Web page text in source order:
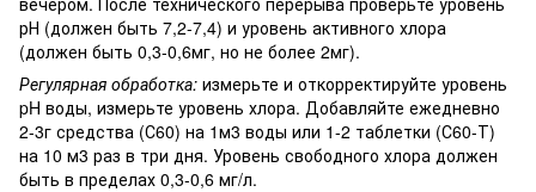
рН (должен быть 7,2-7,4) и уровень активного хлора
(должен быть 0,3-0,6мг, но не более 2мг).
Регулярная обработка: измерьте и откорректируйте уровень
pH воды, измерьте уровень хлора. Добавляйте ежедневно
2-3г средства (С60) на 1м3 воды или 1-2 таблетки (С60-Т)
на 10 м3 раз в три дня. Уровень свободного хлора должен
быть в пределах 0,3-0,6 мг/л.